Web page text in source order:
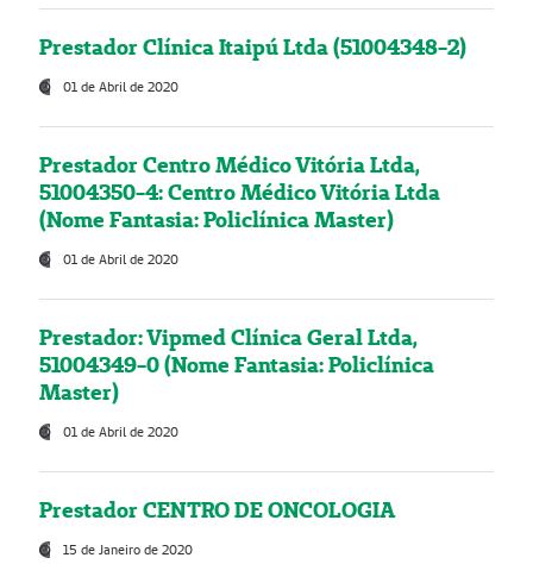
Prestador Clínica Itaipú Ltda (51004348-2)
01 de Abril de 2020
Prestador Centro Médico Vitória Ltda,
51004350-4: Centro Médico Vitória Ltda
(Nome Fantasia: Policlínica Master)
01 de Abril de 2020
Prestador: Vipmed Clínica Geral Ltda,
51004349-0 (Nome Fantasia: Policlínica
Master)
01 de Abril de 2020
Prestador CENTRO DE ONCOLOGIA
15 de Janeiro de 2020